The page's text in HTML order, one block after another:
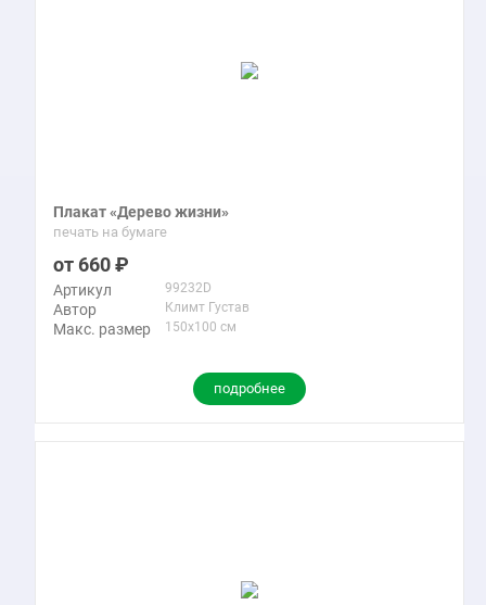
Плакат «Дерево жизни»
печать на бумаге
660
Артикул 99232D
Автор Климт Густав
Макс. размер 150x100 см
подробнее